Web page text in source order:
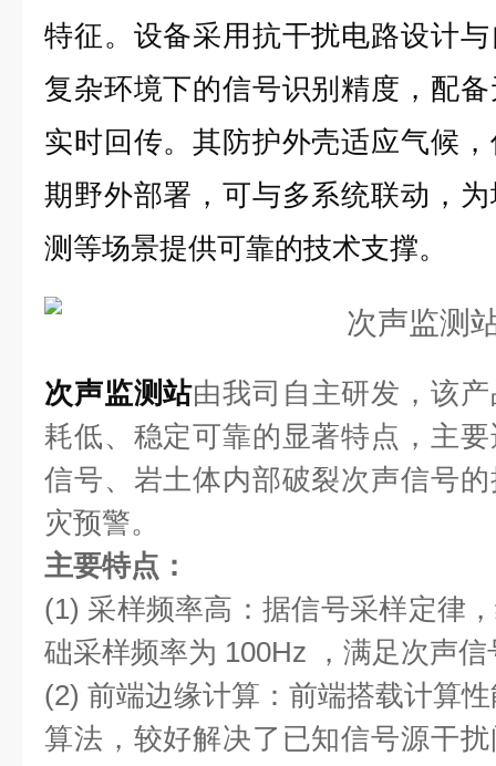
特征。设备采用抗干扰电路设计
复杂环境下的信号识别精度，配
实时回传。其防护外壳适应气候
期野外部署，可与多系统联动，
测等场景提供可靠的技术支撑。
次声监测站由我司自主研发，该
耗低、稳定可靠的显著特点，主
信号、岩土体内部破裂次声信号
灾预警。
主要特点：
(1) 采样频率高：据信号采样定律
础采样频率为 100Hz ，满足次声
(2) 前端边缘计算：前端搭载计算
算法，较好解决了已知信号源干